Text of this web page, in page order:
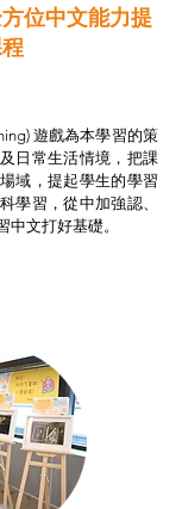
位中文能力提
遊戲為本學習的策
日常生活情境，把課
域，提起學生的學習
學習，從中加強認、
中文打好基礎。